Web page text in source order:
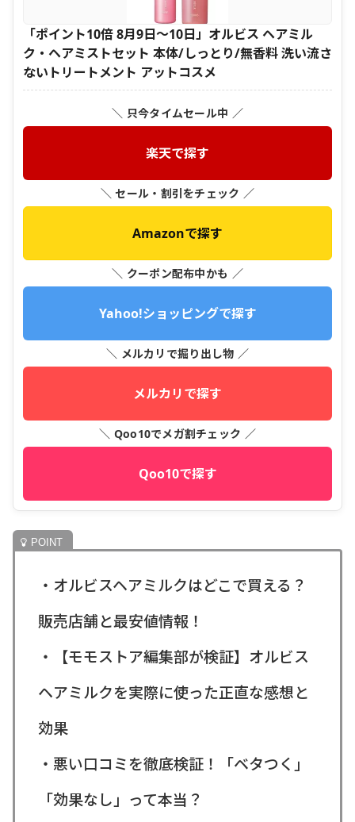
「ポイント10倍 8月9日〜10日」オルビス ヘアミル
ク・ヘアミストセット 本体/しっとり/無香料 洗い流さ
ないトリートメント アットコスメ
＼ 只今タイムセール中 ／
楽天で探す
＼ セール・割引をチェック ／
Amazonで探す
＼ クーポン配布中かも ／
Yahoo!ショッピングで探す
＼ メルカリで掘り出し物 ／
メルカリで探す
＼ Qoo10でメガ割チェック ／
Qoo10で探す
・オルビスヘアミルクはどこで買える？
販売店舗と最安値情報！
・【モモストア編集部が検証】オルビス
ヘアミルクを実際に使った正直な感想と
効果
・悪い口コミを徹底検証！「ベタつく」
「効果なし」って本当？